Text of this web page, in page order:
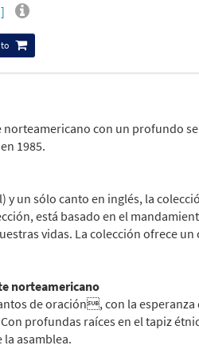
con un profundo
1985.
un sólo canto en inglés, la
está basado en el
vidas. La colección ofrece
norteamericano
de oración, con la esperanza
profundas raíces en el tapiz
asamblea.